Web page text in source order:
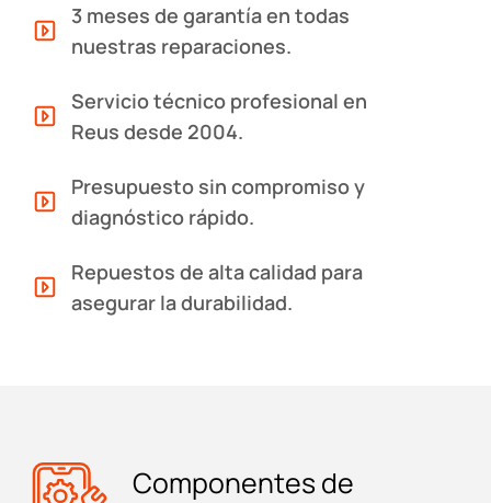
3 meses de garantía en todas
nuestras reparaciones.
Servicio técnico profesional en
Reus desde 2004.
Presupuesto sin compromiso y
diagnóstico rápido.
Repuestos de alta calidad para
asegurar la durabilidad.
Componentes de